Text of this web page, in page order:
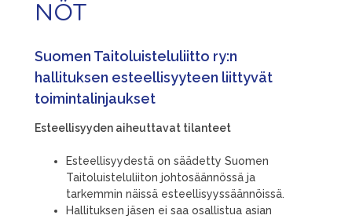
NÖT
Suomen Taitoluisteluliitto ry:n
hallituksen esteellisyyteen liittyvät
toimintalinjaukset
Esteellisyyden aiheuttavat tilanteet
Esteellisyydestä on säädetty Suomen
Taitoluisteluliiton johtosäännössä ja
tarkemmin näissä esteellisyyssäännöissä.
Hallituksen jäsen ei saa osallistua asian